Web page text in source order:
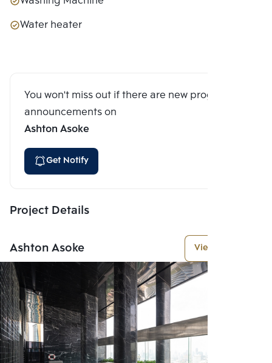
Water heater
You won't miss out if there are new program
announcements on
Ashton Asoke
Get Notify
Project Details
Ashton Asoke View More